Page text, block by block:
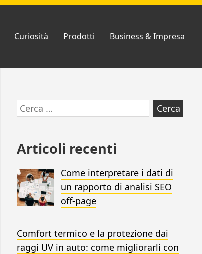
Curiosità Prodotti Business & Impresa
Vai
al
Ricerca
per:
Articoli recenti
Come interpretare i dati di
un rapporto di analisi SEO
off-page
Comfort termico e la protezione dai
raggi UV in auto: come migliorarli con